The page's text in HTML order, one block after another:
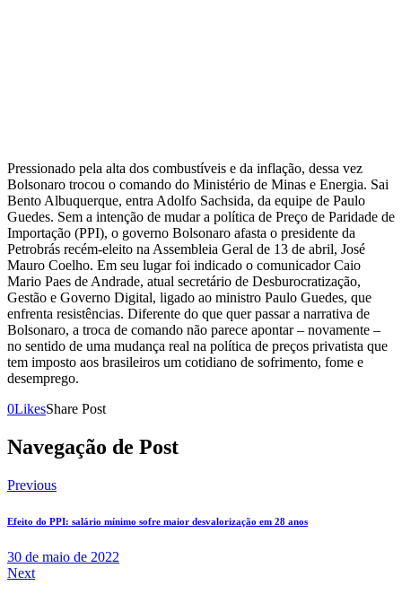
Pressionado pela alta dos combustíveis e da inflação, dessa vez
Bolsonaro trocou o comando do Ministério de Minas e Energia. Sai
Bento Albuquerque, entra Adolfo Sachsida, da equipe de Paulo
Guedes. Sem a intenção de mudar a política de Preço de Paridade de
Importação (PPI), o governo Bolsonaro afasta o presidente da
Petrobrás recém-eleito na Assembleia Geral de 13 de abril, José
Mauro Coelho. Em seu lugar foi indicado o comunicador Caio
Mario Paes de Andrade, atual secretário de Desburocratização,
Gestão e Governo Digital, ligado ao ministro Paulo Guedes, que
enfrenta resistências. Diferente do que quer passar a narrativa de
Bolsonaro, a troca de comando não parece apontar – novamente –
no sentido de uma mudança real na política de preços privatista que
tem imposto aos brasileiros um cotidiano de sofrimento, fome e
desemprego.
0LikesShare Post
Navegação de Post
Previous
Efeito do PPI: salário mínimo sofre maior desvalorização em 28 anos
30 de maio de 2022
Next